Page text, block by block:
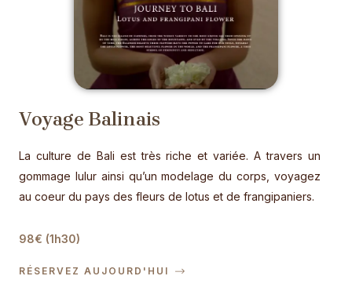
Voyage Balinais
La culture de Bali est très riche et variée. A travers un
gommage lulur ainsi qu’un modelage du corps, voyagez
au coeur du pays des fleurs de lotus et de frangipaniers.
98€ (1h30)
RÉSERVEZ AUJOURD'HUI